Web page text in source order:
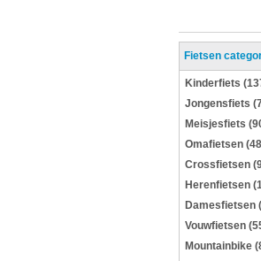
Fietsen
Kinderfiets
Jongensfiets
Meisjesfiets
Omafietsen
Crossfietsen
Herenfietsen
Damesfietsen
Vouwfietsen
Mountainbike